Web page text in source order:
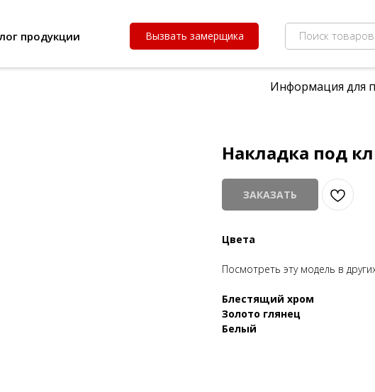
Вызвать замерщика
продукции Поиск
Информация для
Накладка под
ЗАКАЗАТЬ
Цвета
Посмотреть эту модель в
Блестящий хром
Золото глянец
Белый